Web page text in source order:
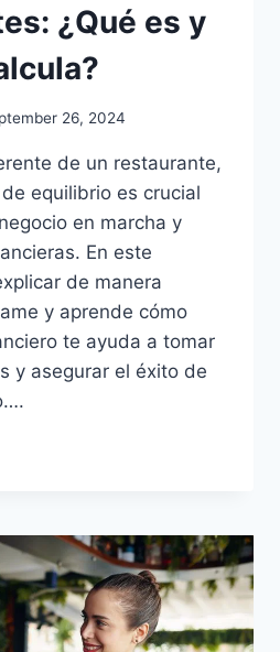
¿Qué es y
26, 2024
de un restaurante,
equilibrio es crucial
en marcha y
En este
de manera
y aprende cómo
te ayuda a tomar
y asegurar el éxito de